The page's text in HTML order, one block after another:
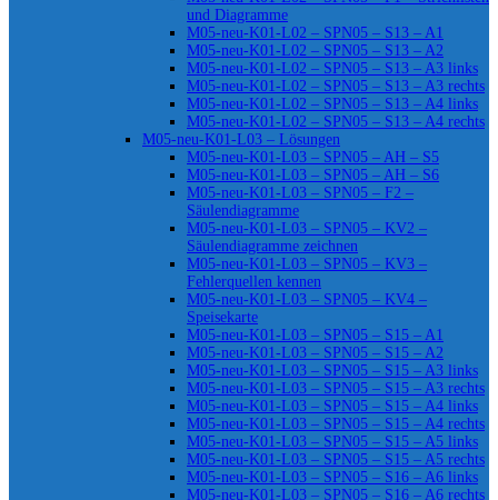
und Diagramme
M05-neu-K01-L02 – SPN05 – S13 – A1
M05-neu-K01-L02 – SPN05 – S13 – A2
M05-neu-K01-L02 – SPN05 – S13 – A3 links
M05-neu-K01-L02 – SPN05 – S13 – A3 rechts
M05-neu-K01-L02 – SPN05 – S13 – A4 links
M05-neu-K01-L02 – SPN05 – S13 – A4 rechts
M05-neu-K01-L03 – Lösungen
M05-neu-K01-L03 – SPN05 – AH – S5
M05-neu-K01-L03 – SPN05 – AH – S6
M05-neu-K01-L03 – SPN05 – F2 –
Säulendiagramme
M05-neu-K01-L03 – SPN05 – KV2 –
Säulendiagramme zeichnen
M05-neu-K01-L03 – SPN05 – KV3 –
Fehlerquellen kennen
M05-neu-K01-L03 – SPN05 – KV4 –
Speisekarte
M05-neu-K01-L03 – SPN05 – S15 – A1
M05-neu-K01-L03 – SPN05 – S15 – A2
M05-neu-K01-L03 – SPN05 – S15 – A3 links
M05-neu-K01-L03 – SPN05 – S15 – A3 rechts
M05-neu-K01-L03 – SPN05 – S15 – A4 links
M05-neu-K01-L03 – SPN05 – S15 – A4 rechts
M05-neu-K01-L03 – SPN05 – S15 – A5 links
M05-neu-K01-L03 – SPN05 – S15 – A5 rechts
M05-neu-K01-L03 – SPN05 – S16 – A6 links
M05-neu-K01-L03 – SPN05 – S16 – A6 rechts